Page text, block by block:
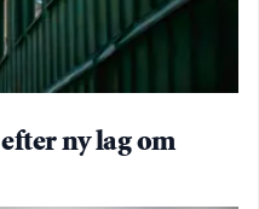
ny lag om